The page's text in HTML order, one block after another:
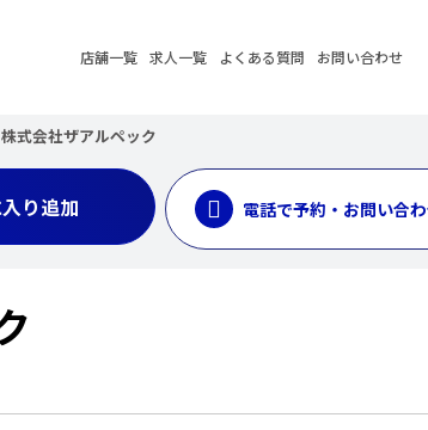
店舗一覧 求人一覧 よくある質問 お問い合わせ
株式会社ザアルペック
電話で予約・お問い合
り追加